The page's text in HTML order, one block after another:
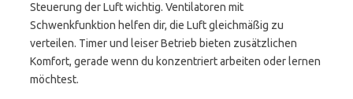
Steuerung der Luft wichtig. Ventilatoren mit
Schwenkfunktion helfen dir, die Luft gleichmäßig zu
verteilen. Timer und leiser Betrieb bieten zusätzlichen
Komfort, gerade wenn du konzentriert arbeiten oder lernen
möchtest.